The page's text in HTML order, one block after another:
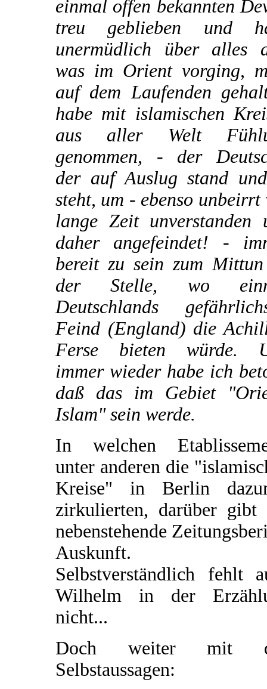
einmal offen bekannten
treu geblieben und
unermüdlich über alles
was im Orient vorging,
auf dem Laufenden
habe mit islamischen
aus aller Welt
genommen, - der
der auf Auslug stand
steht, um - ebenso unbeirrt
lange Zeit unverstanden
daher angefeindet! -
bereit zu sein zum
der Stelle, wo
Deutschlands
Feind (England) die
Ferse bieten würde.
immer wieder habe ich
daß das im Gebiet
Islam" sein werde.
In welchen
unter anderen die
Kreise" in Berlin
zirkulierten, darüber gibt
nebenstehende
Auskunft.
Selbstverständlich fehlt
Wilhelm in der
nicht...
Doch weiter mit
Selbstaussagen: